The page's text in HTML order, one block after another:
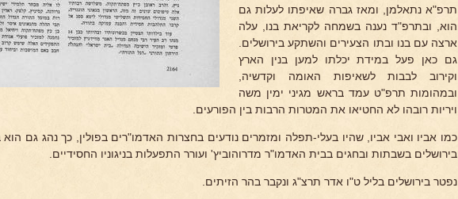
תרפ"א נתאלמן, ומאז גברה שאיפתו לעלות גם
הוא, ובתרפ"ד נענה בשמחה לקריאת בנו, עלה
ארצה עם בנו ובתו הצעירים והשתקע בירושלים.
גם כאן פעל במידת יכלתו למען בנין הארץ
וקירוב לבבות לשאיפות האומה וקדשיה,
ובמהומות תרפ"ט עמד בראש מגיני ימין משה
ויריות רובהו לא החטיאו את המטרות הרבות בין הפורעים.
כמו אביו ואבי אביו, שהיו בעלי-תפלה ומזמרים נודעים בחצרות האדמו"רים בפולין, כך נהג גם הוא
בירושלים בשבתות ובחגים בבית האדמו"ר מדרוהוביץ' ועורר התפעלות בניגוניו החסידיים.
נפטר בירושלים בליל ט"ו אדר תרצ"ג ונקבר בהר הזיתים.